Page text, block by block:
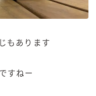
もあります
すねー